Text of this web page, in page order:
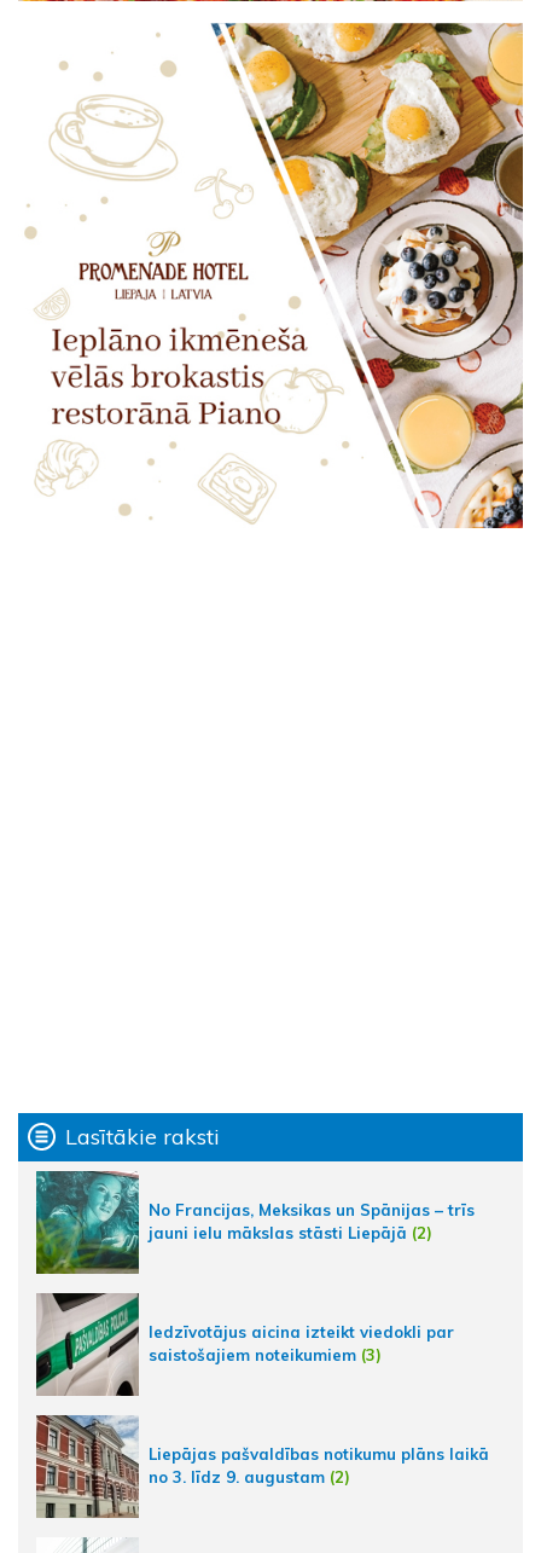
Lasītākie raksti
No Francijas, Meksikas un Spānijas – trīs
jauni ielu mākslas stāsti Liepājā (2)
Iedzīvotājus aicina izteikt viedokli par
saistošajiem noteikumiem (3)
Liepājas pašvaldības notikumu plāns laikā
no 3. līdz 9. augustam (2)